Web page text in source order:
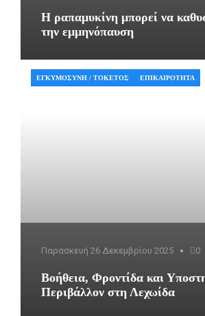
Η ραπαμυκίνη μπορεί να
την εμμηνόπαυση
Παρασκευή 26 Δεκεμβρίου 2025 0
Βοήθεια, Φροντίδα και
Περιβάλλον στη Λεχωίδα
ΕΓΚΥΜΟΣΎΝΗ / ΤΟΚΕΤΌΣ ΕΠΙΚΑΙΡΌΤΗΤΑ